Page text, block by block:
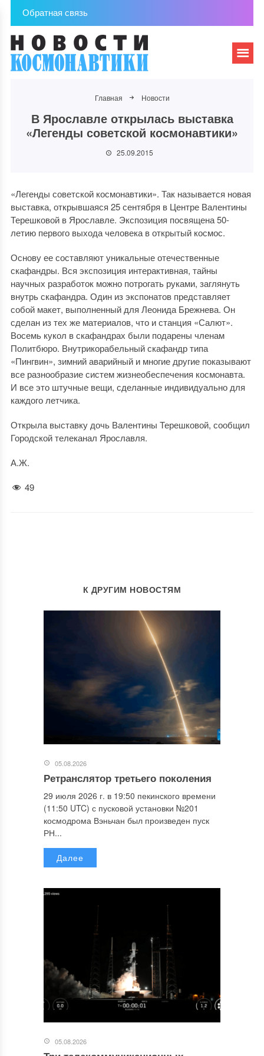
Обратная связь
Главная Новости
В Ярославле открылась выставка
«Легенды советской космонавтики»
25.09.2015
«Легенды советской космонавтики». Так называется новая
выставка, открывшаяся 25 сентября в Центре Валентины
Терешковой в Ярославле. Экспозиция посвящена 50-
летию первого выхода человека в открытый космос.
Основу ее составляют уникальные отечественные
скафандры. Вся экспозиция интерактивная, тайны
научных разработок можно потрогать руками, заглянуть
внутрь скафандра. Один из экспонатов представляет
собой макет, выполненный для Леонида Брежнева. Он
сделан из тех же материалов, что и станция «Салют».
Восемь кукол в скафандрах были подарены членам
Политбюро. Внутрикорабельный скафандр типа
«Пингвин», зимний аварийный и многие другие показывают
все разнообразие систем жизнеобеспечения космонавта.
И все это штучные вещи, сделанные индивидуально для
каждого летчика.
Открыла выставку дочь Валентины Терешковой, сообщил
Городской телеканал Ярославля.
А.Ж.
49
К ДРУГИМ НОВОСТЯМ
05.08.2026
Ретранслятор третьего поколения
29 июля 2026 г. в 19:50 пекинского времени
(11:50 UTC) с пусковой установки №201
космодрома Вэньчан был произведен пуск
РН...
Далее
05.08.2026